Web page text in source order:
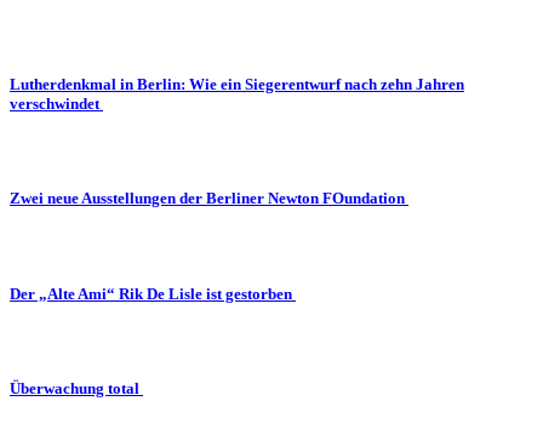
Lutherdenkmal in Berlin: Wie ein Siegerentwurf nach zehn Jahren
verschwindet
Zwei neue Ausstellungen der Berliner Newton FOundation
Der „Alte Ami“ Rik De Lisle ist gestorben
Überwachung total